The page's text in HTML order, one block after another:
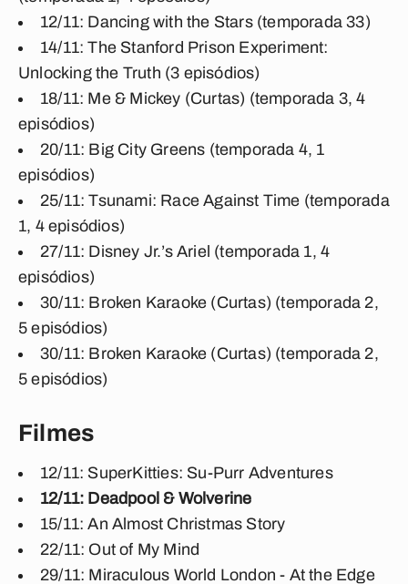
12/11: Dancing with the Stars (temporada 33)
14/11: The Stanford Prison Experiment:
Unlocking the Truth (3 episódios)
18/11: Me & Mickey (Curtas) (temporada 3, 4
episódios)
20/11: Big City Greens (temporada 4, 1
episódios)
25/11: Tsunami: Race Against Time (temporada
1, 4 episódios)
27/11: Disney Jr.’s Ariel (temporada 1, 4
episódios)
30/11: Broken Karaoke (Curtas) (temporada 2,
5 episódios)
30/11: Broken Karaoke (Curtas) (temporada 2,
5 episódios)
Filmes
12/11: SuperKitties: Su-Purr Adventures
12/11: Deadpool & Wolverine
15/11: An Almost Christmas Story
22/11: Out of My Mind
29/11: Miraculous World London - At the Edge